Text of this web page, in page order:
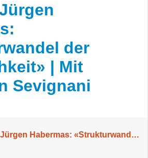
der
| Mit
Sevignani
tl;dr #61 Jürgen Habermas: «Strukturwandel der Öffentlichkeit» | Mit Sebastian Sevignani